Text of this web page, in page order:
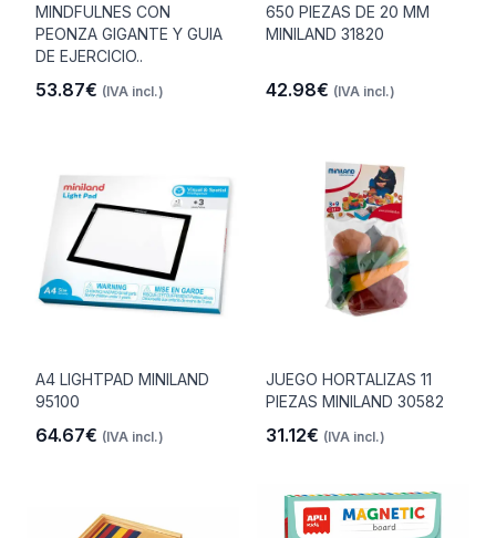
MINDFULNES CON
PEONZA GIGANTE Y GUIA
DE EJERCICIO..
53.87€ (IVA incl.)
650 PIEZAS DE 20 MM
MINILAND 31820
42.98€ (IVA incl.)
A4 LIGHTPAD MINILAND
95100
64.67€ (IVA incl.)
JUEGO HORTALIZAS 11
PIEZAS MINILAND 30582
31.12€ (IVA incl.)